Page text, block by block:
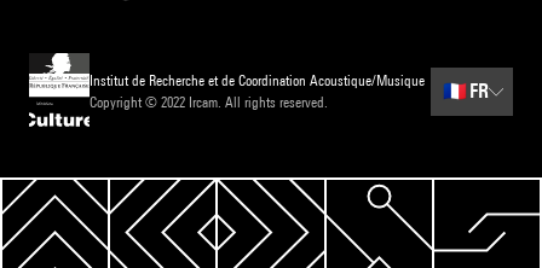
Institut de Recherche et de Coordination Acoustique/Musique
Copyright © 2022 Ircam. All rights reserved.
🇫🇷 FR